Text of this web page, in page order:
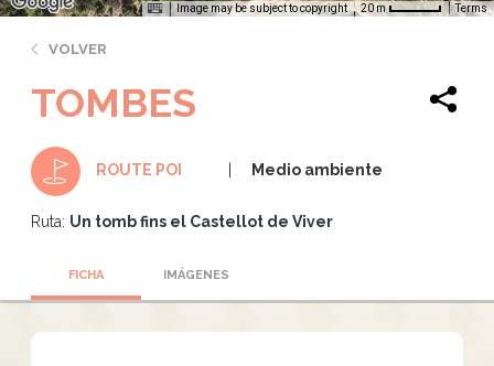
Image may be subject to copyright 20 m Terms
VOLVER
TOMBES
ROUTE POI Medio ambiente
Ruta: Un tomb fins el Castellot de Viver
FICHA IMÁGENES